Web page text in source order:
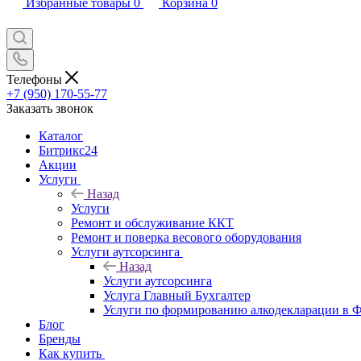
Избранные товары 0 Корзина 0
Телефоны
+7 (950) 170-55-77
Заказать звонок
Каталог
Битрикс24
Акции
Услуги
Назад
Услуги
Ремонт и обслуживание ККТ
Ремонт и поверка весового оборудования
Услуги аутсорсинга
Назад
Услуги аутсорсинга
Услуга Главный Бухгалтер
Услуги по формированию алкодекларации в
Блог
Бренды
Как купить